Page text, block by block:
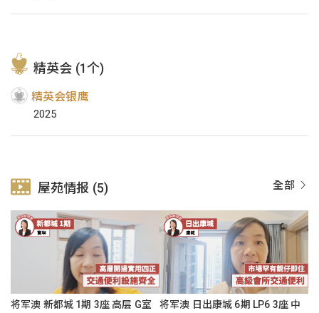
精英会 (1个)
精英会银鹰
2025
全部
屋苑情报 (5)
将军澳 新都城 1期 3座 高层 G室
将军澳 日出康城 6期 LP6 3座 中